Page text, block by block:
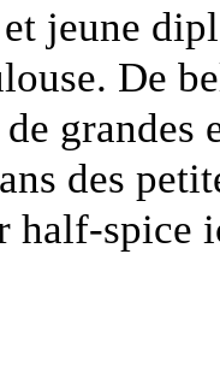
jeune
De
grandes
des
half-